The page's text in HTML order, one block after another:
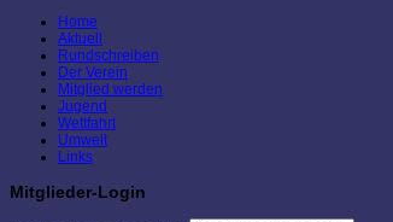
Home
Aktuell
Rundschreiben
Der Verein
Mitglied werden
Jugend
Wettfahrt
Umwelt
Links
Mitglieder-Login